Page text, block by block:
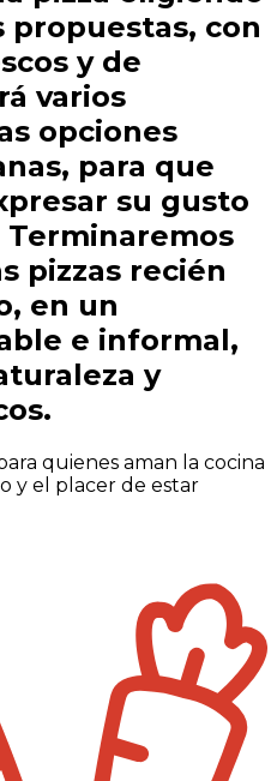
con
y de
varios
opciones
para que
su gusto
pizzas recién
en un
e informal,
y
quienes aman la cocina
y el placer de estar